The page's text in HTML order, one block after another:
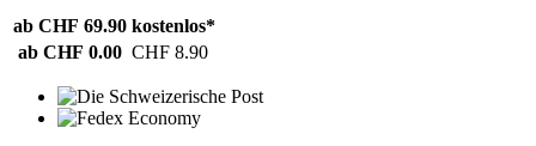
ab CHF 69.90 kostenlos*
ab CHF 0.00 CHF 8.90